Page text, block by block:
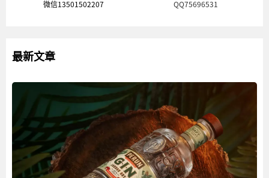
微信13501502207 QQ75696531
最新文章